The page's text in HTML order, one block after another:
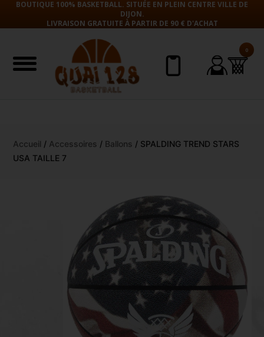
contenu
BOUTIQUE 100% BASKETBALL. SITUÉE EN PLEIN CENTRE VILLE DE
DIJON.
LIVRAISON GRATUITE À PARTIR DE 90 € D'ACHAT
0
Accueil / Accessoires / Ballons / SPALDING TREND STARS
USA TAILLE 7